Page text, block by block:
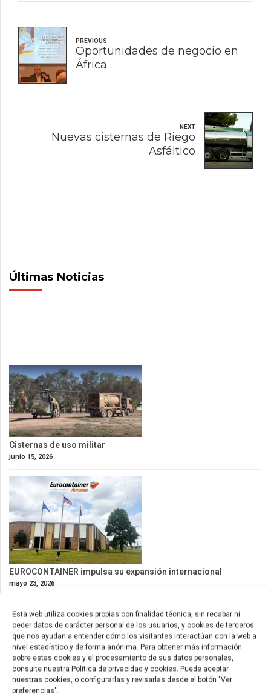
Esta web utiliza cookies propias con finalidad técnica, sin recabar ni
ceder datos de carácter personal de los usuarios, y cookies de terceros
que nos ayudan a entender cómo los visitantes interactúan con la web a
nivel estadístico y de forma anónima. Para obtener más información
sobre estas cookies y el procesamiento de sus datos personales,
consulte nuestra Política de privacidad y cookies. Puede aceptar
nuestras cookies, o configurarlas y revisarlas desde el botón "Ver
preferencias".
PREVIOUS
Oportunidades de negocio en
África
NEXT
Nuevas cisternas de Riego
Asfáltico
Últimas Noticias
Cisternas de uso militar
junio 15, 2026
EUROCONTAINER impulsa su expansión internacional
mayo 23, 2026